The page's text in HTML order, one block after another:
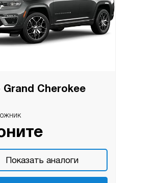
Grand Cherokee
Показать аналоги